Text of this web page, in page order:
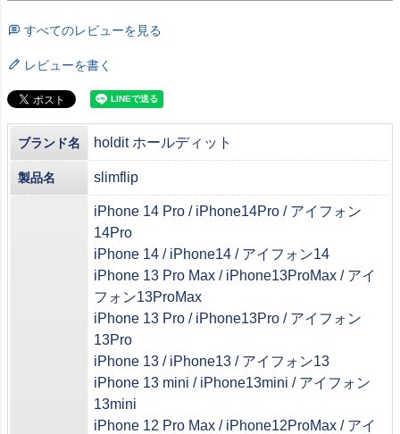
すべてのレビューを見る
レビューを書く
ブランド名 holdit ホールディット
製品名 slimflip
iPhone 14 Pro / iPhone14Pro / アイフォン
14Pro
iPhone 14 / iPhone14 / アイフォン14
iPhone 13 Pro Max / iPhone13ProMax / アイ
フォン13ProMax
iPhone 13 Pro / iPhone13Pro / アイフォン
13Pro
iPhone 13 / iPhone13 / アイフォン13
iPhone 13 mini / iPhone13mini / アイフォン
13mini
iPhone 12 Pro Max / iPhone12ProMax / アイ